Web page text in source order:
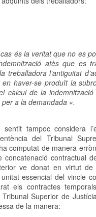
és la veritat que no es
atès que es
treballadora l’antiguitat
haver-se produït la
càlcul de la
a la demandada «.
tampoc considera
del Tribunal
computat de manera
concatenació contractual
ve donat en virtut
unitat essencial del vincle
els contractes
Superior de
de la manera: